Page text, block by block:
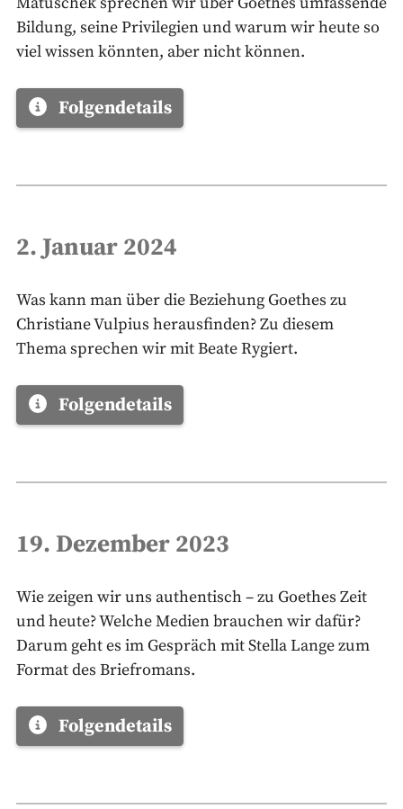
Bildung, seine Privilegien und warum wir heute so
viel wissen könnten, aber nicht können.
Folgendetails
2. Januar 2024
Was kann man über die Beziehung Goethes zu
Christiane Vulpius herausfinden? Zu diesem
Thema sprechen wir mit Beate Rygiert.
Folgendetails
19. Dezember 2023
Wie zeigen wir uns authentisch – zu Goethes Zeit
und heute? Welche Medien brauchen wir dafür?
Darum geht es im Gespräch mit Stella Lange zum
Format des Briefromans.
Folgendetails